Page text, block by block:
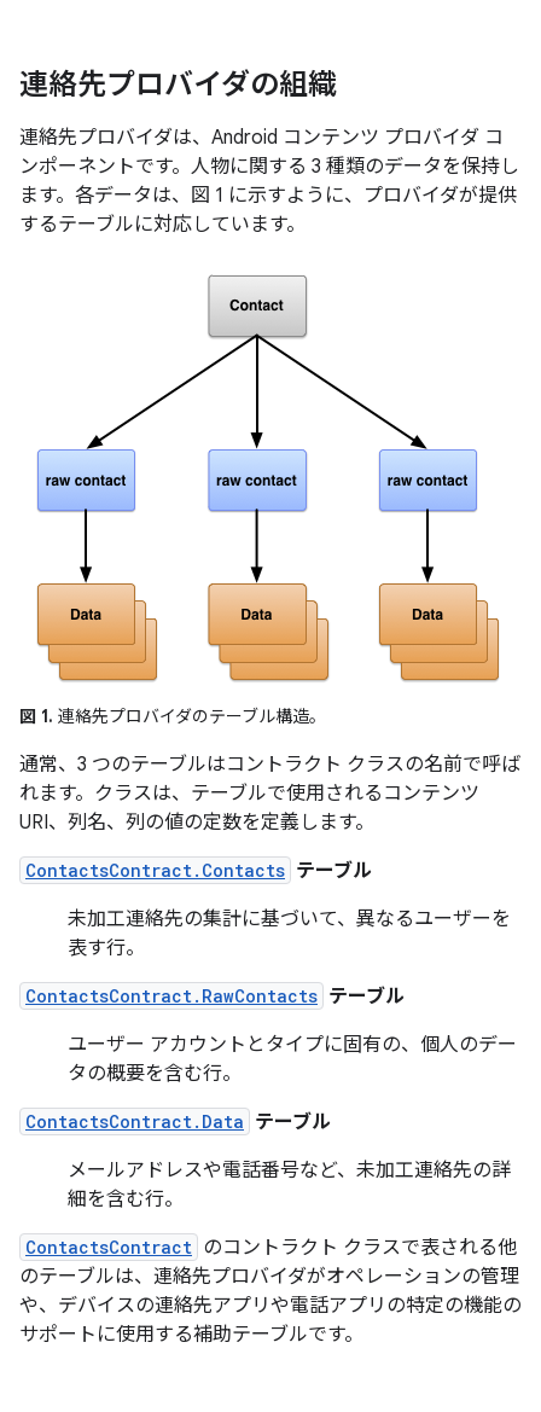
連絡先プロバイダの組織
連絡先プロバイダは、Android コンテンツ プロバイダ コ
ンポーネントです。人物に関する 3 種類のデータを保持し
ます。各データは、図 1 に示すように、プロバイダが提供
するテーブルに対応しています。
図 1. 連絡先プロバイダのテーブル構造。
通常、3 つのテーブルはコントラクト クラスの名前で呼ば
れます。クラスは、テーブルで使用されるコンテンツ
URI、列名、列の値の定数を定義します。
ContactsContract.Contacts テーブル
未加工連絡先の集計に基づいて、異なるユーザーを
表す行。
ContactsContract.RawContacts テーブル
ユーザー アカウントとタイプに固有の、個人のデー
タの概要を含む行。
ContactsContract.Data テーブル
メールアドレスや電話番号など、未加工連絡先の詳
細を含む行。
ContactsContract のコントラクト クラスで表される他
のテーブルは、連絡先プロバイダがオペレーションの管理
や、デバイスの連絡先アプリや電話アプリの特定の機能の
サポートに使用する補助テーブルです。